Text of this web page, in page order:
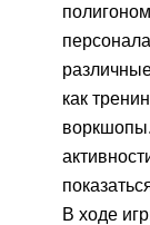
как
В ходе